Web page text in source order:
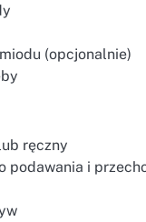
(opcjonalnie)
ręczny
podawania i